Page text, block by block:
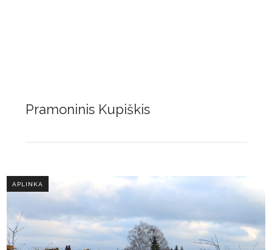
Pramoninis Kupiškis
APLINKA